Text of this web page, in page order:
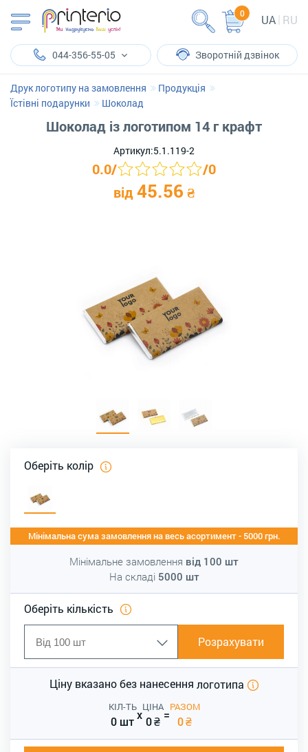
UA RU
0
044-356-55-05 Зворотній дзвінок
Друк логотипу на замовлення
Продукція
Їстівні подарунки
Шоколад
Шоколад із логотипом 14 г крафт
Артикул:5.1.119-2
0.0/ /0
від45.56 ₴
Оберіть колір
Мінімальна сума замовлення на весь асортимент - 5000 грн.
Мінімальне замовлення від 100 шт
На складі 5000 шт
Оберіть кількість
Розрахувати
Ціну вказано без нанесення логотипа
КІЛ-ТЬ
0 штx
ЦІНА
0₴ =
РАЗОМ
0₴